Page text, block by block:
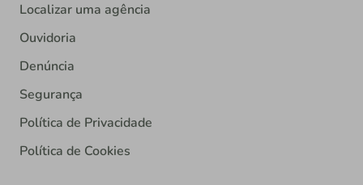
Localizar uma agência
Ouvidoria
Denúncia
Segurança
Política de Privacidade
Política de Cookies